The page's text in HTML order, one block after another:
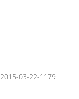
2015-03-22-1179